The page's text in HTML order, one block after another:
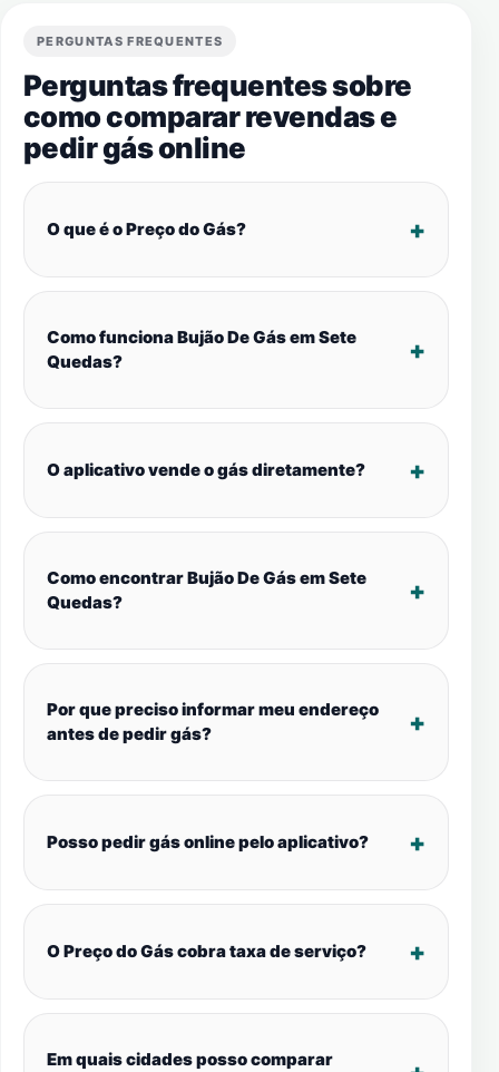
PERGUNTAS FREQUENTES
Perguntas frequentes sobre
como comparar revendas e
pedir gás online
O que é o Preço do Gás?
Como funciona Bujão De Gás em Sete
Quedas?
O aplicativo vende o gás diretamente?
Como encontrar Bujão De Gás em Sete
Quedas?
Por que preciso informar meu endereço
antes de pedir gás?
Posso pedir gás online pelo aplicativo?
O Preço do Gás cobra taxa de serviço?
Em quais cidades posso comparar